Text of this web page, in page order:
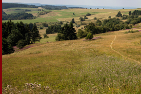
2019
Norddeutschland
Rundreise